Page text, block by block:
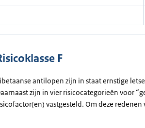
F
antilopen zijn in staat ernstige
zijn in vier risicocategorieën voor
vastgesteld. Om deze